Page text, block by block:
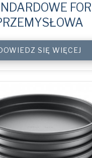
SIĘ WIĘCEJ